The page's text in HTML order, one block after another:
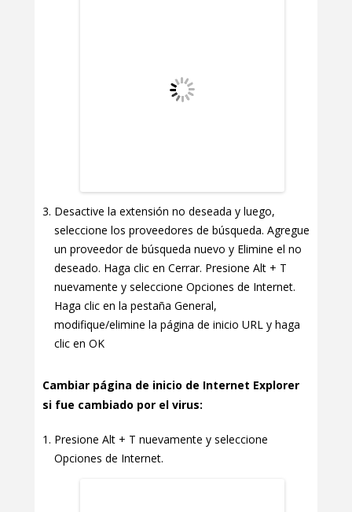
Desactive la extensión no deseada y luego,
seleccione los proveedores de búsqueda. Agregue
un proveedor de búsqueda nuevo y Elimine el no
deseado. Haga clic en Cerrar. Presione Alt + T
nuevamente y seleccione Opciones de Internet.
Haga clic en la pestaña General,
modifique/elimine la página de inicio URL y haga
clic en OK
Cambiar página de inicio de Internet Explorer
si fue cambiado por el virus:
Presione Alt + T nuevamente y seleccione
Opciones de Internet.